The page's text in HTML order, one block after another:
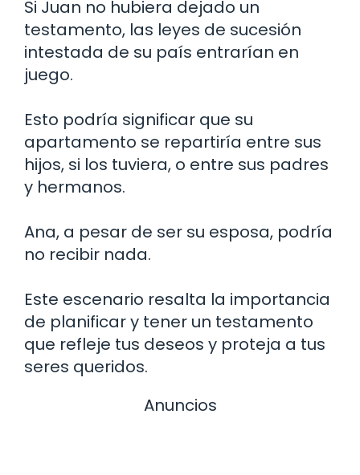
Si Juan no hubiera dejado un
testamento, las leyes de sucesión
intestada de su país entrarían en
juego.
Esto podría significar que su
apartamento se repartiría entre sus
hijos, si los tuviera, o entre sus padres
y hermanos.
Ana, a pesar de ser su esposa, podría
no recibir nada.
Este escenario resalta la importancia
de planificar y tener un testamento
que refleje tus deseos y proteja a tus
seres queridos.
Anuncios